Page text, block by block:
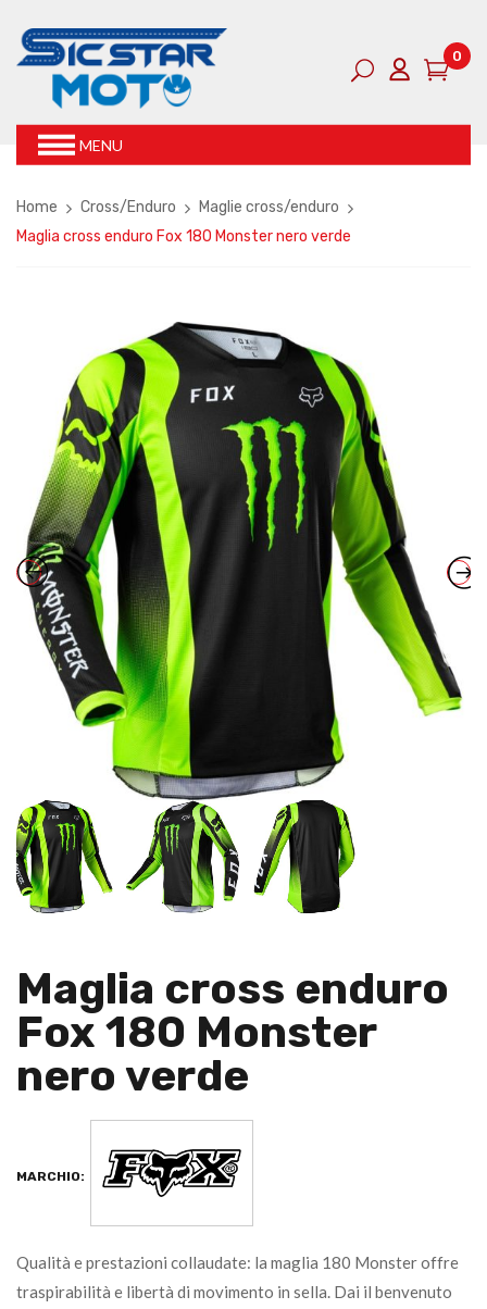
0
MENU
Home Cross/Enduro
Maglie cross/enduro
Maglia cross enduro Fox 180 Monster nero verde
Maglia cross enduro
Fox 180 Monster
nero verde
MARCHIO:
Qualità e prestazioni collaudate: la maglia 180 Monster offre
traspirabilità e libertà di movimento in sella. Dai il benvenuto